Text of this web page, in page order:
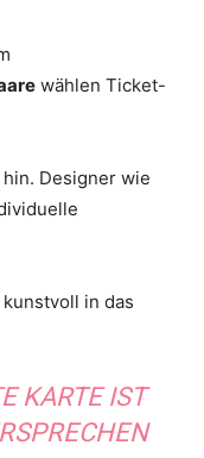
wählen Ticket-
hin. Designer wie
in das
KARTE IST